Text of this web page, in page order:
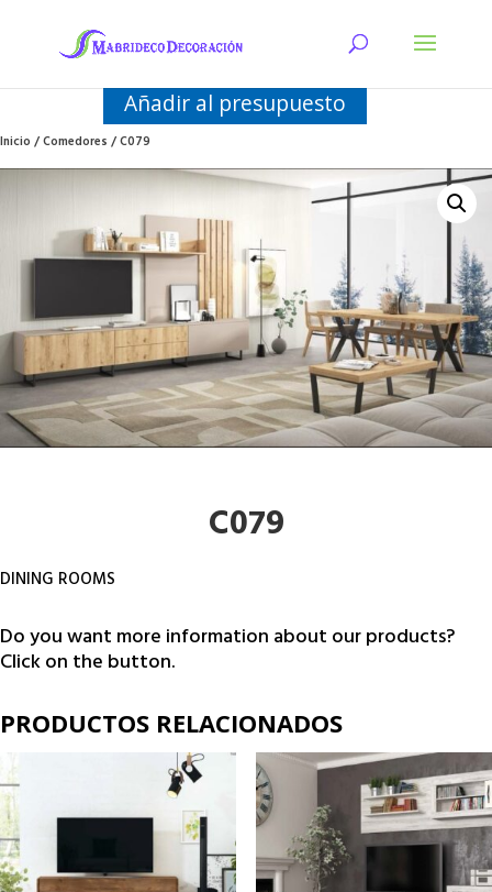
Añadir al presupuesto
Inicio/Comedores/ C079
C079
DINING ROOMS
Do you want more information about our products?
Click on the button.
PRODUCTOS RELACIONADOS